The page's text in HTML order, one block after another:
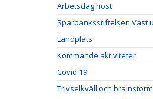
Arbetsdag höst
Sparbanksstiftelsen Väst
Landplats
Kommande aktiviteter
Covid 19
Trivselkväll och